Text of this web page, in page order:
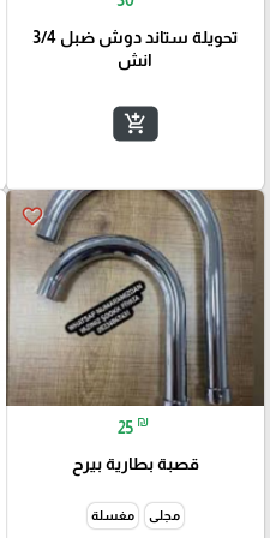
تحويلة ستاند دوش ضبل 3/4
انش
add_shopping_cart
favorite_border
25 ₪
قصبة بطارية بيرح
مجلى مغسلة